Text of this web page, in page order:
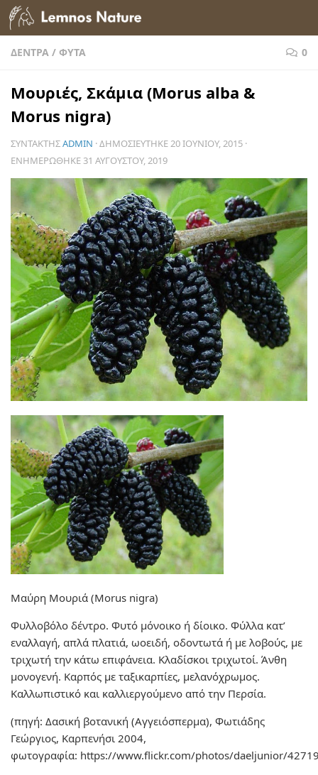
Skip to content
ΔΈΝΤΡΑ / ΦΥΤΆ 0
Μουριές, Σκάμια (Morus alba &
Morus nigra)
ΣΥΝΤΆΚΤΗΣADMIN · ΔΗΜΟΣΙΕΎΤΗΚΕ20 ΙΟΥΝΊΟΥ, 2015 ·
ΕΝΗΜΕΡΏΘΗΚΕ 31 ΑΥΓΟΎΣΤΟΥ, 2019
Μαύρη Μουριά (Morus nigra)
Φυλλοβόλο δέντρο. Φυτό μόνοικο ή δίοικο. Φύλλα κατ’
εναλλαγή, απλά πλατιά, ωοειδή, οδοντωτά ή με λοβούς, με
τριχωτή την κάτω επιφάνεια. Κλαδίσκοι τριχωτοί. Άνθη
μονογενή. Καρπός με ταξικαρπίες, μελανόχρωμος.
Καλλωπιστικό και καλλιεργούμενο από την Περσία.
(πηγή: Δασική βοτανική (Αγγειόσπερμα), Φωτιάδης
Γεώργιος, Καρπενήσι 2004,
φωτογραφία: https://www.flickr.com/photos/daeljunior/